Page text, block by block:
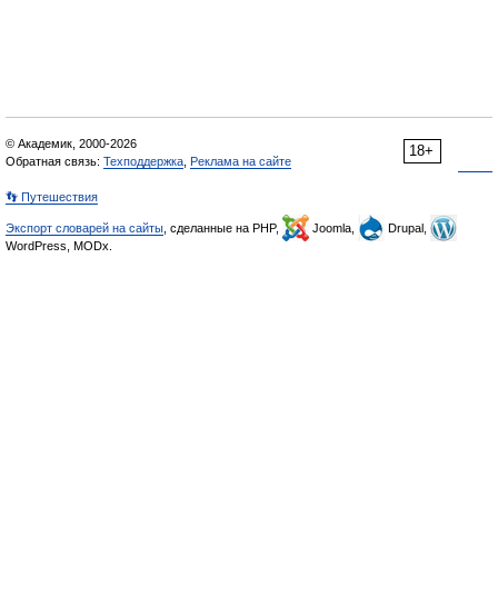
18+
© Академик, 2000-2026
Обратная связь: Техподдержка Реклама на сайте
👣 Путешествия
Экспорт словарей на сайты , сделанные на PHP, Joomla,
Drupal,
WordPress, MODx.